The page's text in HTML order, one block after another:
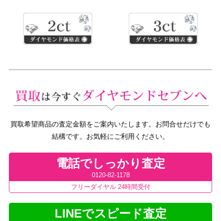
買取希望商品の査定金額をご案内いたします。お問合せだけでも
結構です。お気軽にご利用ください。
電話でしっかり査定
0120-82-1178
フリーダイヤル 24時間受付
LINEでスピード査定